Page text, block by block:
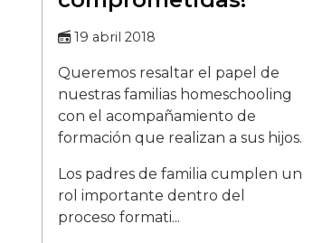
19 abril 2018
Queremos resaltar el papel de
nuestras familias homeschooling
con el acompañamiento de
formación que realizan a sus hijos.
Los padres de familia cumplen un
rol importante dentro del
proceso formati...